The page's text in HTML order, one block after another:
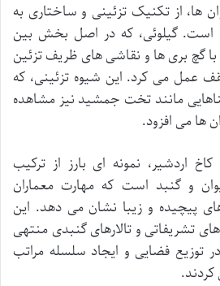
ها، از تکنیک تزئینی و ساختاری به
است. گیلوئی، که در اصل بخش بین
گچ بری ها و نقاشی های ظریف تزئین
عمل می کرد. این شیوه تزئینی، که
مانند تخت جمشید نیز مشاهده
ها می افزود.
اردشیر، نمونه ای بارز از ترکیب
و گنبد است که مهارت معماران
پیچیده و زیبا نشان می دهد. این
تشریفاتی و تالارهای گنبدی منتهی
فضایی و ایجاد سلسله مراتب